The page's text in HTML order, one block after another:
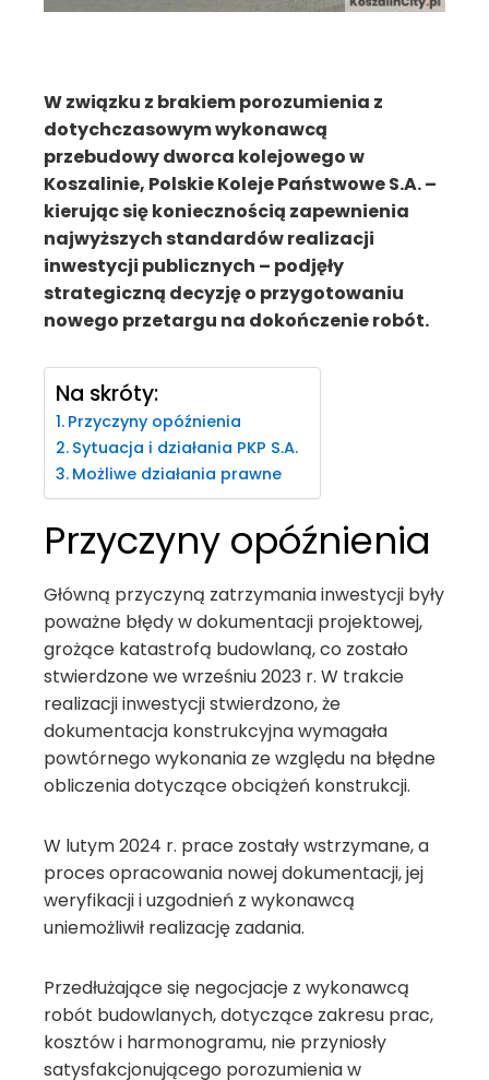
W związku z brakiem porozumienia z
dotychczasowym wykonawcą
przebudowy dworca kolejowego w
Koszalinie, Polskie Koleje Państwowe S.A. –
kierując się koniecznością zapewnienia
najwyższych standardów realizacji
inwestycji publicznych – podjęły
strategiczną decyzję o przygotowaniu
nowego przetargu na dokończenie robót.
Na skróty:
Przyczyny opóźnienia
Sytuacja i działania PKP S.A.
Możliwe działania prawne
Przyczyny opóźnienia
Główną przyczyną zatrzymania inwestycji były
poważne błędy w dokumentacji projektowej,
grożące katastrofą budowlaną, co zostało
stwierdzone we wrześniu 2023 r. W trakcie
realizacji inwestycji stwierdzono, że
dokumentacja konstrukcyjna wymagała
powtórnego wykonania ze względu na błędne
obliczenia dotyczące obciążeń konstrukcji.
W lutym 2024 r. prace zostały wstrzymane, a
proces opracowania nowej dokumentacji, jej
weryfikacji i uzgodnień z wykonawcą
uniemożliwił realizację zadania.
Przedłużające się negocjacje z wykonawcą
robót budowlanych, dotyczące zakresu prac,
kosztów i harmonogramu, nie przyniosły
satysfakcjonującego porozumienia w